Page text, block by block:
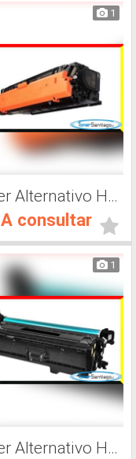
1
Toner Alternativo Hp CF362A, Impresora Láser
A consultar
1
Toner Alternativo Hp 201A, Impresora Láser